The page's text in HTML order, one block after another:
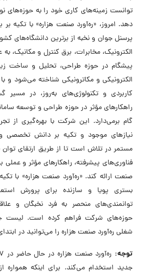
توانست زمینه‌های کاری خود را به حوزه‌های
دهد. امروز، «ره‌آورد صنعت هزاره» با تکیه
پرسنل جوان و نخبه از برترین دانشگاه‌های
الکترونیک، مخابرات، برق کنترل و مکانیک،
پیشگام در حوزه طراحی، تحلیل و ساخت
الکترونیکی و مکاترونیکی شناخته می‌شود و
کاربردی و تکنولوژی‌های به‌روز، در
راهکارهای مؤثر در حوزه طراحی و توسعه
گام برمی‌دارد. این شرکت با بهره‌گیری از
نیازهای موجود و تکیه بر دانش تخصصی و
مستمر در تلاش است تا از طریق ارتقای توان
فناوری‌های پیشرفته، راهکارهای مؤثر و
صنعت ارائه کند. «ره‌آورد صنعت هزاره» با
بستری پویا و سازنده برای پرورش
توانمندی‌های منحصر به فرد نخبگان و
حوزه‌های شرکت فراهم کرده است. لیست
شغلی ره‌آورد صنعت هزاره را می‌توانید در
توجه:
جدید استخدام می‌کند. برای اینکه همواره